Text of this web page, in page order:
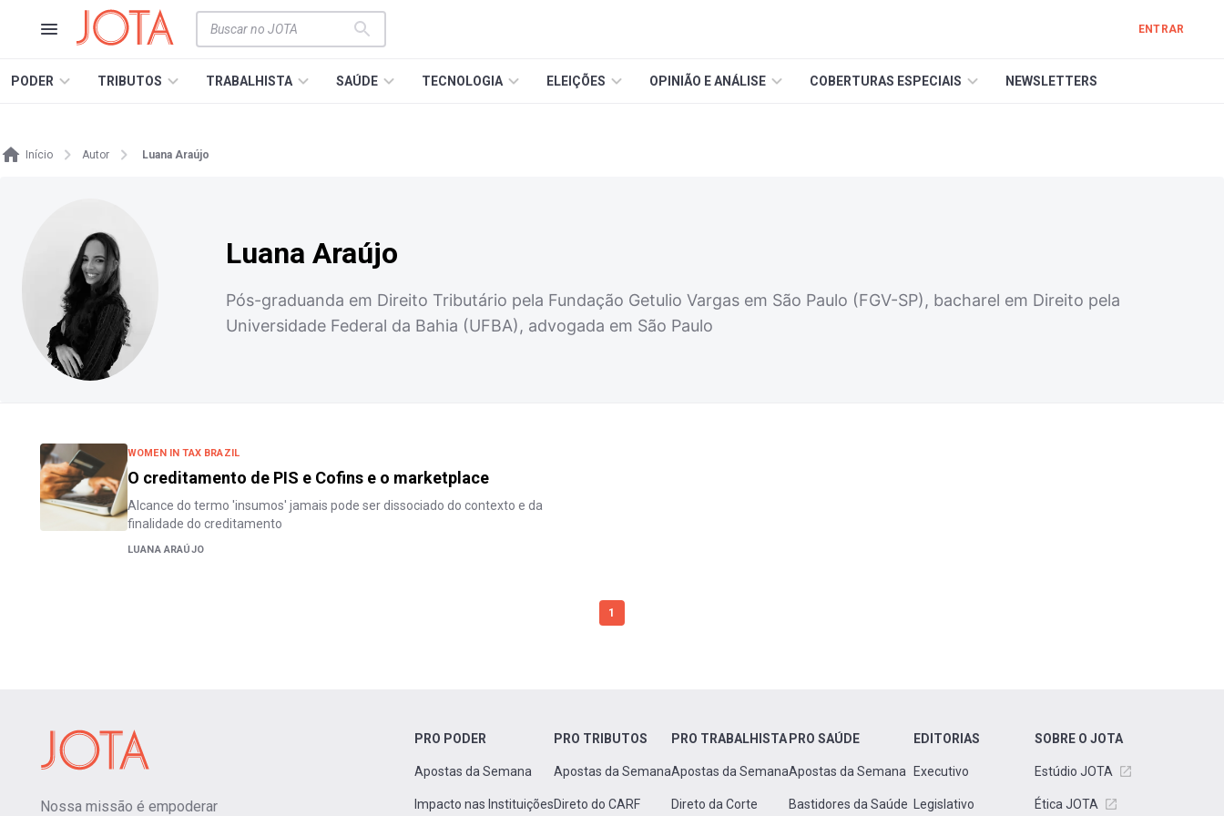
ENTRAR
PODER TRIBUTOS TRABALHISTA SAÚDE TECNOLOGIA ELEIÇÕES OPINIÃO E ANÁLISE COBERTURAS ESPECIAIS NEWSLETTERS
Início Autor Luana Araújo
Luana Araújo
Pós-graduanda em Direito Tributário pela Fundação Getulio Vargas em São Paulo (FGV-SP), bacharel em Direito pela
Universidade Federal da Bahia (UFBA), advogada em São Paulo
WOMEN IN TAX BRAZIL
O creditamento de PIS e Cofins e o marketplace
Alcance do termo 'insumos' jamais pode ser dissociado do contexto e da
finalidade do creditamento
LUANA ARAÚJO
1
Nossa missão é empoderar
PRO PODER
Apostas da Semana
Impacto nas Instituições
PRO TRIBUTOS
Apostas da Semana
Direto do CARF
PRO TRABALHISTA
Apostas da Semana
Direto da Corte
PRO SAÚDE
Apostas da Semana
Bastidores da Saúde
EDITORIAS
Executivo
Legislativo
SOBRE O JOTA
Estúdio JOTA
Ética JOTA